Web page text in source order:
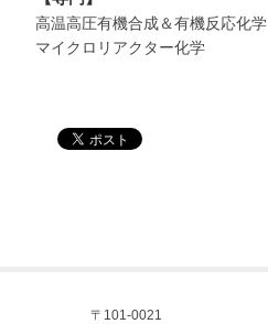
高温高圧有機合成＆有機反応化学
マイクロリアクター化学
〒101-0021